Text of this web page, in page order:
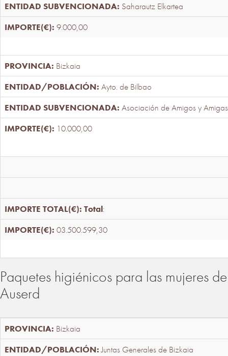
Saharautz Elkartea
9.000,00
Bizkaia
Ayto. de Bilbao
Asociación de Amigos y
10.000,00
Total:
03.500.599,30
Paquetes higiénicos para las mujeres
Auserd
Bizkaia
Juntas Generales de Bizkaia